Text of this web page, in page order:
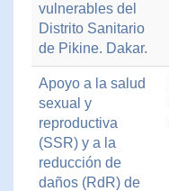
vulnerables del
Distrito Sanitario
de Pikine. Dakar.
Apoyo a la salud
sexual y
reproductiva
(SSR) y a la
reducción de
daños (RdR) de